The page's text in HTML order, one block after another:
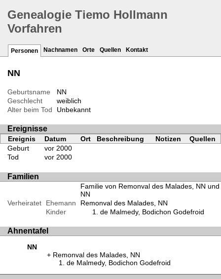
Genealogie Tiemo Hollmann
Vorfahren
Personen Nachnamen Orte Quellen Kontakt
NN
Geburtsname
NN
Geschlecht
weiblich
Alter beim Tod
Unbekannt
Ereignisse
Ereignis Datum Ort Beschreibung Notizen
Quellen
Geburt
vor 2000
Tod
vor 2000
Familien
Familie von Remonval des Malades, NN und
NN
Verheiratet
Ehemann
Remonval des Malades, NN
Kinder
de Malmedy, Bodichon Godefroid
Ahnentafel
NN
Remonval des Malades, NN
de Malmedy, Bodichon Godefroid